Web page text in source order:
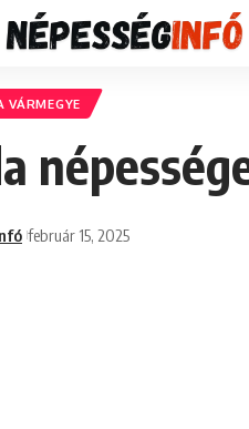
VÁRMEGYE
február 15, 2025